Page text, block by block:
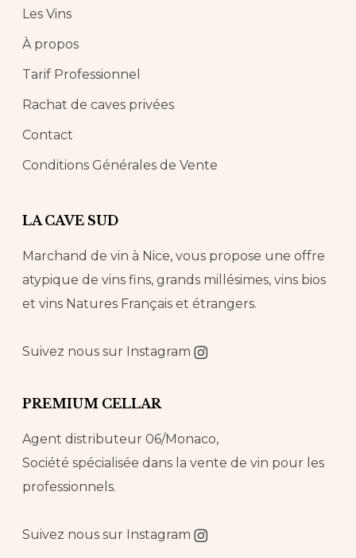
Les Vins
À propos
Tarif Professionnel
Rachat de caves privées
Contact
Conditions Générales de Vente
LA CAVE SUD
Marchand de vin à Nice, vous propose une offre
atypique de vins fins, grands millésimes, vins bios
et vins Natures Français et étrangers.
Suivez nous sur Instagram
PREMIUM CELLAR
Agent distributeur 06/Monaco,
Société spécialisée dans la vente de vin pour les
professionnels.
Suivez nous sur Instagram